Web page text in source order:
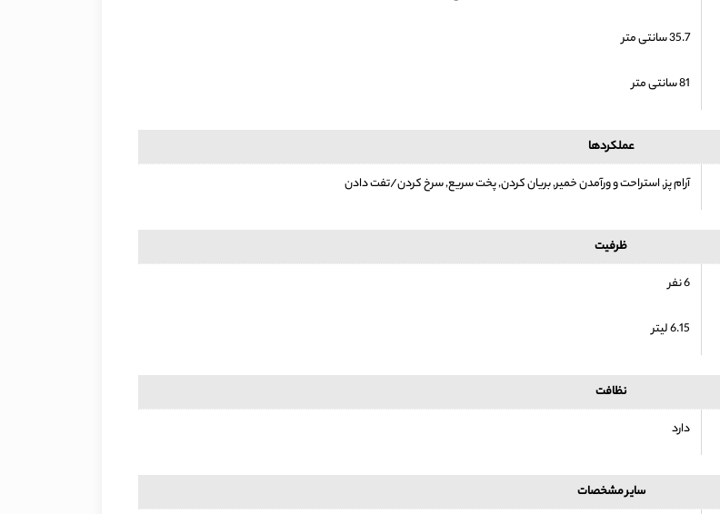
35.7 سانتی متر
81 سانتی متر
عملکردها
آرام پز, استراحت و ورآمدن خمیر, بریان کردن, پخت سریع, سرخ کردن/تفت دادن
ظرفیت
6 نفر
6.15 لیتر
نظافت
دارد
سایر مشخصات